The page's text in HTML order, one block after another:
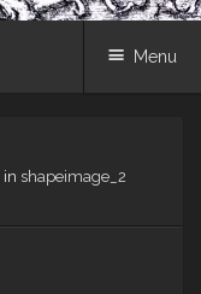
Menu
in shapeimage_2